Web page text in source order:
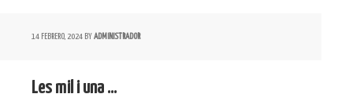
14 FEBRERO, 2024 BY ADMINISTRADOR
Les mil i una …